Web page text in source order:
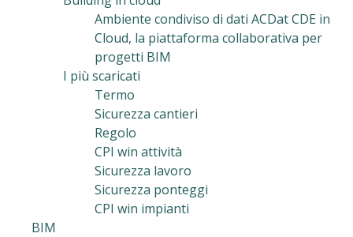
Ambiente condiviso di dati ACDat CDE in
Cloud, la piattaforma collaborativa per
progetti BIM
I più scaricati
Termo
Sicurezza cantieri
Regolo
CPI win attività
Sicurezza lavoro
Sicurezza ponteggi
CPI win impianti
BIM